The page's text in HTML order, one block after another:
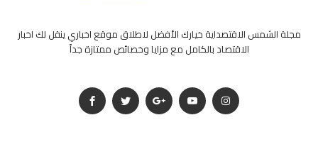
مجلة الشمس الاقتصداية خيارك الأفضل لاطلاق موقع اخباري ينقل لك اخبار
الاقتصاد بالكامل مع مزايا وخصائص ممتازة جداً